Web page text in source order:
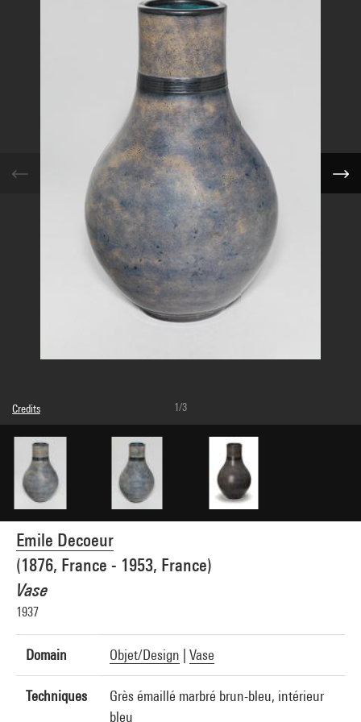
Emile Decoeur
(1876, France - 1953, France)
Vase
1937
Domain Objet/Design Vase
Techniques
Grès émaillé marbré brun-bleu, intérieur
bleu
Credits
© droits réservés
Photo credits : Centre Pompidou, MNAM-CCI/Hélène Mauri/Dist. GrandPalaisRmn
Image reference : 4N48192
Image presentation :
GrandPalaisRmnPhoto
1/3